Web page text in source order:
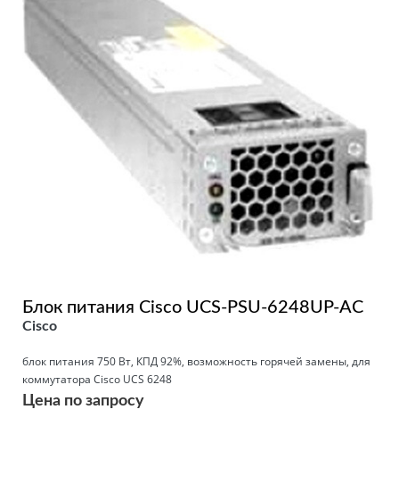
Блок питания Cisco UCS-PSU-6248UP-AC
Cisco
блок питания 750 Вт, КПД 92%, возможность горячей замены, для
коммутатора Cisco UCS 6248
Цена по запросу